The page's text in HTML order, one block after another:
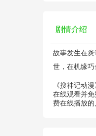
剧情介绍
故事发生在
世，在机缘巧
《搜神记动
在线观看并
费在线播放